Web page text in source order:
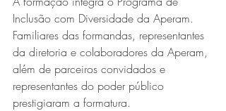
Inclusão com Diversidade da Aperam.
Familiares das formandas, representantes
da diretoria e colaboradores da Aperam,
além de parceiros convidados e
representantes do poder público
prestigiaram a formatura.